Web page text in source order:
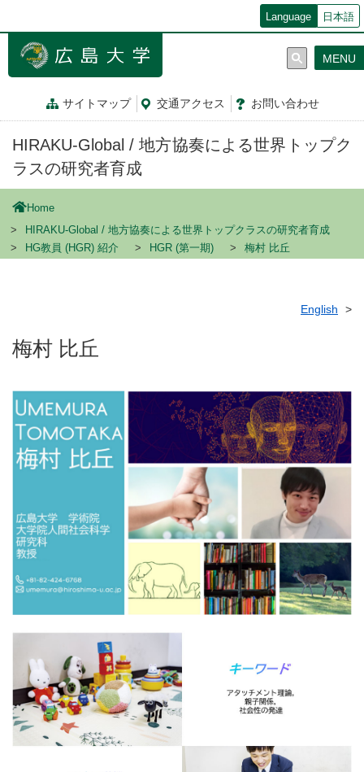
ン
Language 日本語
サイトマップ 交通アクセス お問い合わせ
MENU
HIRAKU-Global / 地方協奏による世界トップク
ラスの研究者育成
Home
HIRAKU-Global / 地方協奏による世界トップクラスの研究者育成
HG教員 (HGR) 紹介
HGR (第一期) 梅村 比丘
English
梅村 比丘